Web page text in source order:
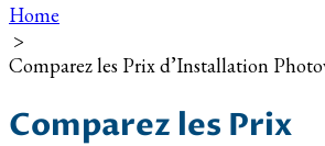
Home
>
Comparez les Prix d’Installation
Comparez les Prix